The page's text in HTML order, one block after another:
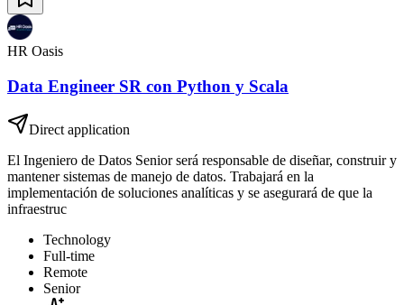
HR Oasis
Data Engineer SR con Python y Scala
Direct application
El Ingeniero de Datos Senior será responsable de diseñar, construir y
mantener sistemas de manejo de datos. Trabajará en la
implementación de soluciones analíticas y se asegurará de que la
infraestruc
Technology
Full-time
Remote
Senior